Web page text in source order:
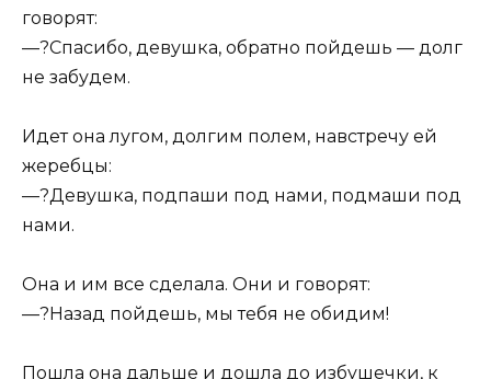
говорят:
—?Спасибо, девушка, обратно пойдешь — долг
не забудем.
Идет она лугом, долгим полем, навстречу ей
жеребцы:
—?Девушка, подпаши под нами, подмаши под
нами.
Она и им все сделала. Они и говорят:
—?Назад пойдешь, мы тебя не обидим!
Пошла она дальше и дошла до избушечки, к